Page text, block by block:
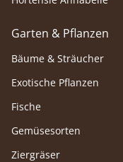
Garten & Pflanzen
Bäume & Sträucher
Exotische Pflanzen
Fische
Gemüsesorten
Ziergräser